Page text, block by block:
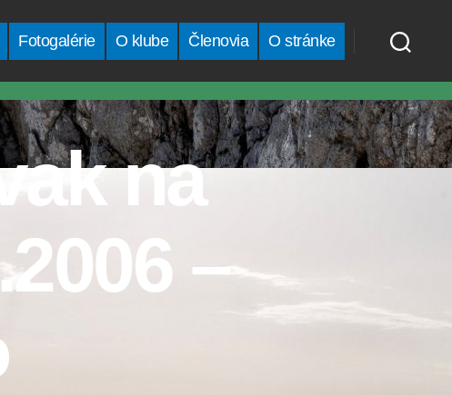
Fotogalérie O klube Členovia O stránke
na
–